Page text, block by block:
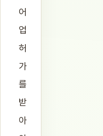
어
업
허
가
를
받
아